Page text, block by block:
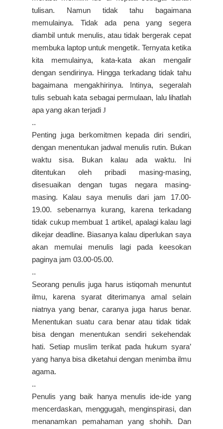
tulisan. Namun tidak tahu bagaimana
memulainya. Tidak ada pena yang segera
diambil untuk menulis, atau tidak bergerak cepat
membuka laptop untuk mengetik. Ternyata ketika
kita memulainya, kata-kata akan mengalir
dengan sendirinya. Hingga terkadang tidak tahu
bagaimana mengakhirinya. Intinya, segeralah
tulis sebuah kata sebagai permulaan, lalu lihatlah
apa yang akan terjadi J
..
Penting juga berkomitmen kepada diri sendiri,
dengan menentukan jadwal menulis rutin. Bukan
waktu sisa. Bukan kalau ada waktu. Ini
ditentukan oleh pribadi masing-masing,
disesuaikan dengan tugas negara masing-
masing. Kalau saya menulis dari jam 17.00-
19.00. sebenarnya kurang, karena terkadang
tidak cukup membuat 1 artikel, apalagi kalau lagi
dikejar deadline. Biasanya kalau diperlukan saya
akan memulai menulis lagi pada keesokan
paginya jam 03.00-05.00.
..
Seorang penulis juga harus istiqomah menuntut
ilmu, karena syarat diterimanya amal selain
niatnya yang benar, caranya juga harus benar.
Menentukan suatu cara benar atau tidak tidak
bisa dengan menentukan sendiri sekehendak
hati. Setiap muslim terikat pada hukum syara’
yang hanya bisa diketahui dengan menimba ilmu
agama.
..
Penulis yang baik hanya menulis ide-ide yang
mencerdaskan, menggugah, menginspirasi, dan
menanamkan pemahaman yang shohih. Dan